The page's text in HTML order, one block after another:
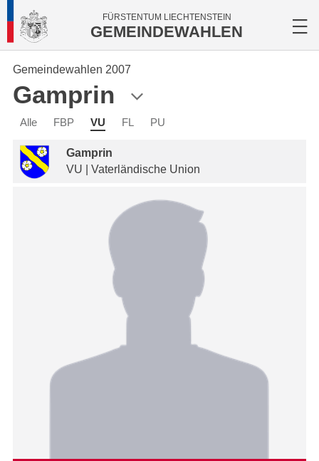
FÜRSTENTUM LIECHTENSTEIN
GEMEINDEWAHLEN
Gemeindewahlen 2007
Gamprin
Alle FBP VU FL PU
Gamprin
VU | Vaterländische Union